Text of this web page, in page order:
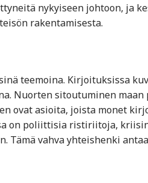
nykyiseen johtoon, ja
rakentamisesta.
teemoina. Kirjoituksissa
Nuorten sitoutuminen maan
ovat asioita, joista monet
on poliittisia ristiriitoja,
Tämä vahva yhteishenki